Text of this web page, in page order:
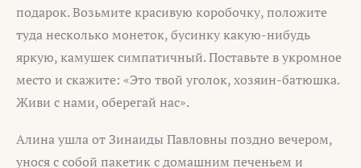
подарок. Возьмите красивую коробочку, положите
туда несколько монеток, бусинку какую-нибудь
яркую, камушек симпатичный. Поставьте в укромное
место и скажите: «Это твой уголок, хозяин-батюшка.
Живи с нами, оберегай нас».
Алина ушла от Зинаиды Павловны поздно вечером,
унося с собой пакетик с домашним печеньем и